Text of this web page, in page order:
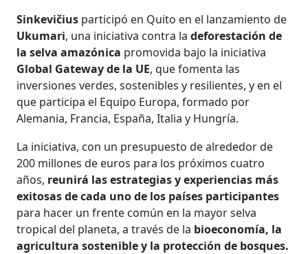
Sinkevičius participó en Quito en el lanzamiento de
Ukumari, una iniciativa contra ladeforestación de
la selva amazónica promovida bajo la iniciativa
Global Gateway de la UE, que fomenta las
inversiones verdes, sostenibles y resilientes, y en el
que participa el Equipo Europa, formado por
Alemania, Francia, España, Italia y Hungría.
La iniciativa, con un presupuesto de alrededor de
200 millones de euros para los próximos cuatro
años, reunirá las estrategias y experiencias más
exitosas de cada uno de los países participantes
para hacer un frente común en la mayor selva
tropical del planeta, a través de la bioeconomía, la
agricultura sostenible y la protección de bosques.